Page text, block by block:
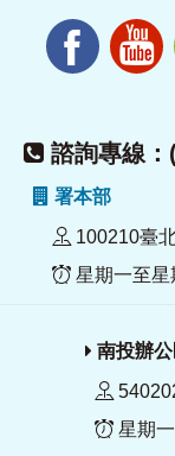
諮詢專線
署本部
100210臺
星期一至星
南投辦
星期